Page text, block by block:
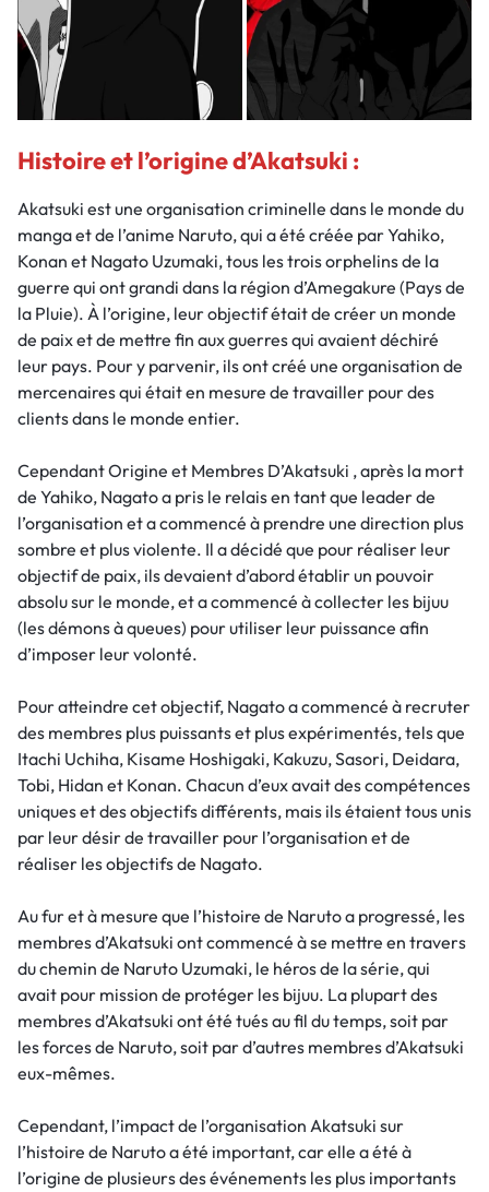
Histoire et l’origine d’Akatsuki :
Akatsuki est une organisation criminelle dans le monde du
manga et de l’anime Naruto, qui a été créée par Yahiko,
Konan et Nagato Uzumaki, tous les trois orphelins de la
guerre qui ont grandi dans la région d’Amegakure (Pays de
la Pluie). À l’origine, leur objectif était de créer un monde
de paix et de mettre fin aux guerres qui avaient déchiré
leur pays. Pour y parvenir, ils ont créé une organisation de
mercenaires qui était en mesure de travailler pour des
clients dans le monde entier.
Cependant Origine et Membres D’Akatsuki , après la mort
de Yahiko, Nagato a pris le relais en tant que leader de
l’organisation et a commencé à prendre une direction plus
sombre et plus violente. Il a décidé que pour réaliser leur
objectif de paix, ils devaient d’abord établir un pouvoir
absolu sur le monde, et a commencé à collecter les bijuu
(les démons à queues) pour utiliser leur puissance afin
d’imposer leur volonté.
Pour atteindre cet objectif, Nagato a commencé à recruter
des membres plus puissants et plus expérimentés, tels que
Itachi Uchiha, Kisame Hoshigaki, Kakuzu, Sasori, Deidara,
Tobi, Hidan et Konan. Chacun d’eux avait des compétences
uniques et des objectifs différents, mais ils étaient tous unis
par leur désir de travailler pour l’organisation et de
réaliser les objectifs de Nagato.
Au fur et à mesure que l’histoire de Naruto a progressé, les
membres d’Akatsuki ont commencé à se mettre en travers
du chemin de Naruto Uzumaki, le héros de la série, qui
avait pour mission de protéger les bijuu. La plupart des
membres d’Akatsuki ont été tués au fil du temps, soit par
les forces de Naruto, soit par d’autres membres d’Akatsuki
eux-mêmes.
Cependant, l’impact de l’organisation Akatsuki sur
l’histoire de Naruto a été important, car elle a été à
l’origine de plusieurs des événements les plus importants